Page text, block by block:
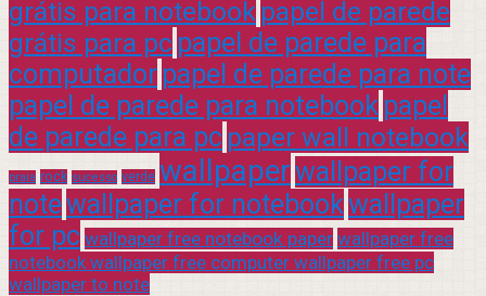
grátis para notebook papel de parede
grátis para pc papel de parede para
computador papel de parede para note
papel de parede para notebook papel
de parede para pc paper wall notebook
praia rock sucesso verde wallpaperwallpaper for
notewallpaper for notebookwallpaper
for pc wallpaper free notebook paper wallpaper free
notebook wallpaper free computer wallpaper free pc
wallpaper to note